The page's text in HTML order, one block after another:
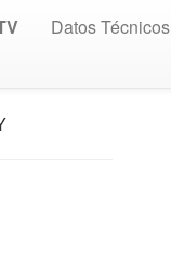
Datos Técnicos